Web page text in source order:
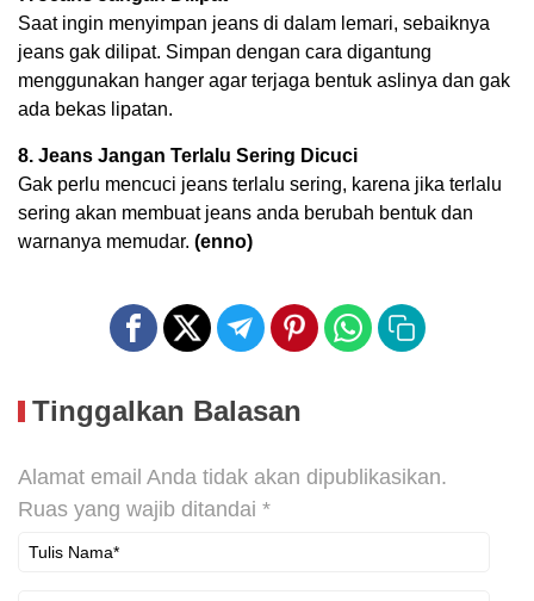
Saat ingin menyimpan jeans di dalam lemari, sebaiknya
jeans gak dilipat. Simpan dengan cara digantung
menggunakan hanger agar terjaga bentuk aslinya dan gak
ada bekas lipatan.
8. Jeans Jangan Terlalu Sering Dicuci
Gak perlu mencuci jeans terlalu sering, karena jika terlalu
sering akan membuat jeans anda berubah bentuk dan
warnanya memudar. (enno)
Tinggalkan Balasan
Alamat email Anda tidak akan dipublikasikan.
Ruas yang wajib ditandai *